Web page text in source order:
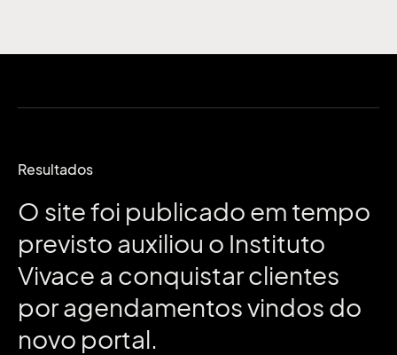
Resultados
O site foi publicado em tempo
previsto auxiliou o Instituto
Vivace a conquistar clientes
por agendamentos vindos do
novo portal.